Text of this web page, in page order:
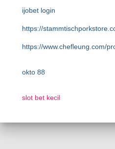
ijobet login
https://
https://www.chefleung.com/
okto 88
slot bet kecil